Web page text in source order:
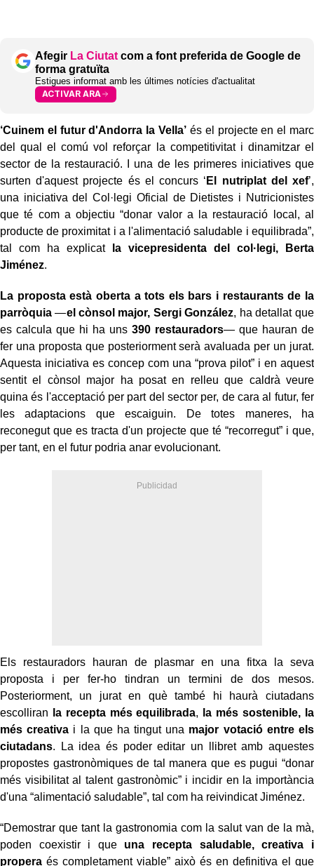
Afegir La Ciutat com a font preferida de Google de
forma gratuïta
Estigues informat amb les últimes notícies d'actualitat
ACTIVAR ARA
‘Cuinem el futur d'Andorra la Vella’ és el projecte en el marc
del qual el comú vol reforçar la competitivitat i dinamitzar el
sector de la restauració. I una de les primeres iniciatives que
surten d'aquest projecte és el concurs ‘ El nutriplat del xef’,
una iniciativa del Col·legi Oficial de Dietistes i Nutricionistes
que té com a objectiu “donar valor a la restauració local, al
producte de proximitat i a l'alimentació saludable i equilibrada”,
tal com ha explicat
la vicepresidenta del col·legi, Berta
Jiménez.
La proposta està oberta a tots els bars i restaurants de la
parròquia —el cònsol major, Sergi González, ha detallat que
es calcula que hi ha uns 390 restauradors— que hauran de
fer una proposta que posteriorment serà avaluada per un jurat.
Aquesta iniciativa es concep com una “prova pilot” i en aquest
sentit el cònsol major ha posat en relleu que caldrà veure
quina és l'acceptació per part del sector per, de cara al futur, fer
les adaptacions que escaiguin. De totes maneres, ha
reconegut que es tracta d'un projecte que té “recorregut” i que,
per tant, en el futur podria anar evolucionant.
Els restauradors hauran de plasmar en una fitxa la seva
proposta i per fer-ho tindran un termini de dos mesos.
Posteriorment, un jurat en què també hi haurà ciutadans
escolliran
la recepta més equilibrada,
la més sostenible, la
més creativa i la que ha tingut una major votació entre els
ciutadans. La idea és poder editar un llibret amb aquestes
propostes gastronòmiques de tal manera que es pugui “donar
més visibilitat al talent gastronòmic” i incidir en la importància
d'una “alimentació saludable”, tal com ha reivindicat Jiménez.
“Demostrar que tant la gastronomia com la salut van de la mà,
poden coexistir i que una recepta saludable, creativa i
propera és completament viable” això és en definitiva el que